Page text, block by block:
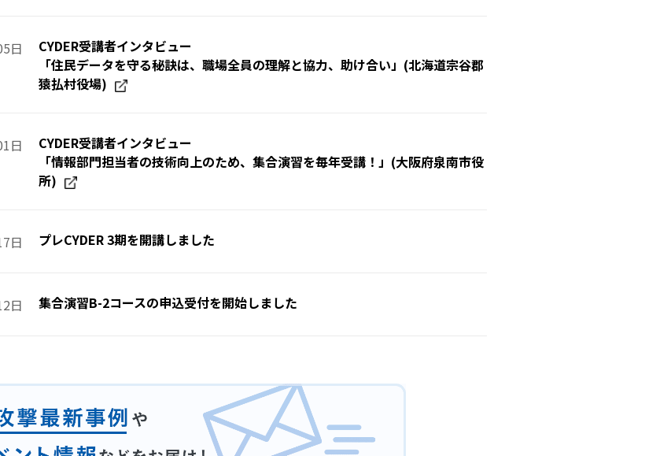
日
CYDER受講者インタビュー
「住民データを守る秘訣は、職場全員の理解と協力、助け合い」(北海道宗谷郡
猿払村役場)
日
CYDER受講者インタビュー
「情報部門担当者の技術向上のため、集合演習を毎年受講！」(大阪府泉南市役
所)
日 プレCYDER 3期を開講しました
日 集合演習B-2コースの申込受付を開始しました